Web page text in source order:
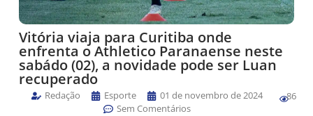
Vitória viaja para Curitiba onde
enfrenta o Athletico Paranaense neste
sabádo (02), a novidade pode ser Luan
recuperado
Redação Esporte
01 de novembro de 2024
Sem Comentários
86